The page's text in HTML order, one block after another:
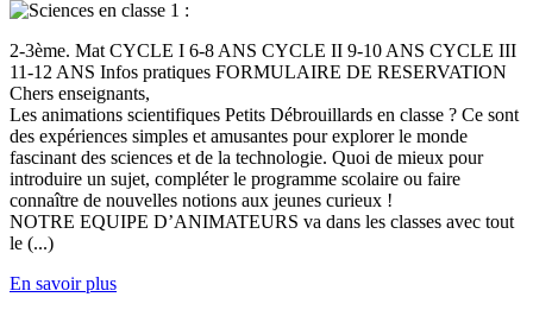
2-3ème. Mat CYCLE I 6-8 ANS CYCLE II 9-10 ANS CYCLE III
11-12 ANS Infos pratiques FORMULAIRE DE RESERVATION
Chers enseignants,
Les animations scientifiques Petits Débrouillards en classe ? Ce sont
des expériences simples et amusantes pour explorer le monde
fascinant des sciences et de la technologie. Quoi de mieux pour
introduire un sujet, compléter le programme scolaire ou faire
connaître de nouvelles notions aux jeunes curieux !
NOTRE EQUIPE D’ANIMATEURS va dans les classes avec tout
le (...)
En savoir plus